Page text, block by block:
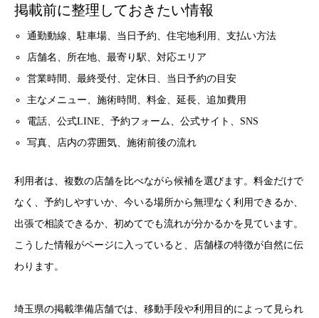
掲載前に整理しておきたい情報
通勤動線、駐車場、当日予約、住宅地利用、支払い方法
店舗名、所在地、最寄り駅、対応エリア
営業時間、最終受付、定休日、当日予約の目安
主なメニュー、施術時間、料金、延長、追加費用
電話、公式LINE、予約フォーム、公式サイト、SNS
写真、店内の雰囲気、施術前後の流れ
利用者は、複数の店舗を比べながら候補を選びます。料金だけで
なく、予約しやすいか、今いる場所から無理なく利用できるか、
出張で相談できるか、初めてでも流れが分かるかを見ています。
こうした情報がページに入っていると、店舗様の特徴が自然に伝
わります。
埼玉県の掲載準備店舗では、移動手段や利用目的によって見られ